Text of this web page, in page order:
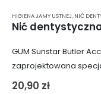
HIGIENA JAMY USTNEJ, NIĆ
GUM Sunstar Butler
zaprojektowana
ortodontyczne, mostki,
20,90 zł